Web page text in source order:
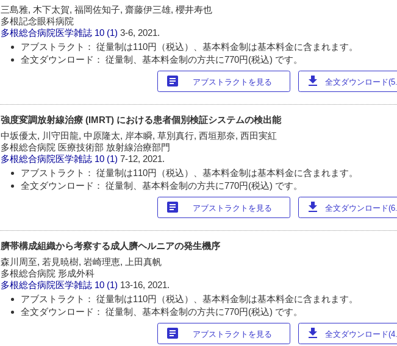
三島雅, 木下太賀, 福岡佐知子, 齋藤伊三雄, 櫻井寿也
多根記念眼科病院
多根総合病院医学雑誌 10 (1)3-6, 2021.
アブストラクト： 従量制は110円（税込）、基本料金制は基本料金に含まれます。
全文ダウンロード： 従量制、基本料金制の方共に770円(税込) です。
article アブストラクトを見る download 全文ダウンロード
強度変調放射線治療 (IMRT) における患者個別検証システムの検出能
中坂優太, 川守田龍, 中原隆太, 岸本瞬, 草別真行, 西垣那奈, 西田実紅
多根総合病院 医療技術部 放射線治療部門
多根総合病院医学雑誌 10 (1)7-12, 2021.
アブストラクト： 従量制は110円（税込）、基本料金制は基本料金に含まれます。
全文ダウンロード： 従量制、基本料金制の方共に770円(税込) です。
article アブストラクトを見る download 全文ダウンロード
臍帯構成組織から考察する成人臍ヘルニアの発生機序
森川周至, 若見暁樹, 岩崎理恵, 上田真帆
多根総合病院 形成外科
多根総合病院医学雑誌 10 (1) 13-16, 2021.
アブストラクト： 従量制は110円（税込）、基本料金制は基本料金に含まれます。
全文ダウンロード： 従量制、基本料金制の方共に770円(税込) です。
article アブストラクトを見る download 全文ダウンロード